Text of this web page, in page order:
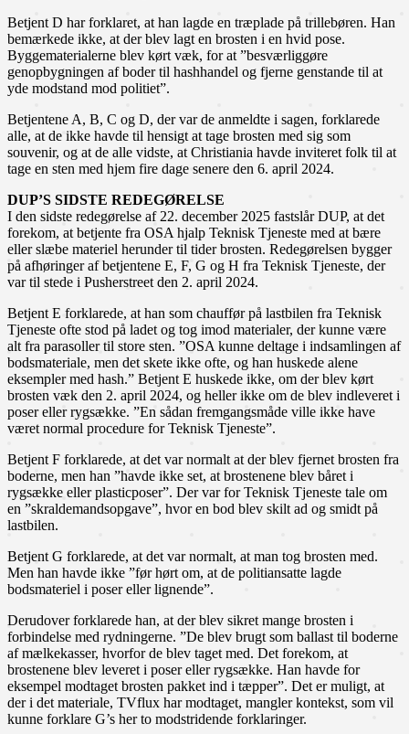
Betjent D har forklaret, at han lagde en træplade på trillebøren. Han
bemærkede ikke, at der blev lagt en brosten i en hvid pose.
Byggematerialerne blev kørt væk, for at ”besværliggøre
genopbygningen af boder til hashhandel og fjerne genstande til at
yde modstand mod politiet”.
Betjentene A, B, C og D, der var de anmeldte i sagen, forklarede
alle, at de ikke havde til hensigt at tage brosten med sig som
souvenir, og at de alle vidste, at Christiania havde inviteret folk til at
tage en sten med hjem fire dage senere den 6. april 2024.
DUP’S SIDSTE REDEGØRELSE
I den sidste redegørelse af 22. december 2025 fastslår DUP, at det
forekom, at betjente fra OSA hjalp Teknisk Tjeneste med at bære
eller slæbe materiel herunder til tider brosten. Redegørelsen bygger
på afhøringer af betjentene E, F, G og H fra Teknisk Tjeneste, der
var til stede i Pusherstreet den 2. april 2024.
Betjent E forklarede, at han som chauffør på lastbilen fra Teknisk
Tjeneste ofte stod på ladet og tog imod materialer, der kunne være
alt fra parasoller til store sten. ”OSA kunne deltage i indsamlingen af
bodsmateriale, men det skete ikke ofte, og han huskede alene
eksempler med hash.” Betjent E huskede ikke, om der blev kørt
brosten væk den 2. april 2024, og heller ikke om de blev indleveret i
poser eller rygsække. ”En sådan fremgangsmåde ville ikke have
været normal procedure for Teknisk Tjeneste”.
Betjent F forklarede, at det var normalt at der blev fjernet brosten fra
boderne, men han ”havde ikke set, at brostenene blev båret i
rygsække eller plasticposer”. Der var for Teknisk Tjeneste tale om
en ”skraldemandsopgave”, hvor en bod blev skilt ad og smidt på
lastbilen.
Betjent G forklarede, at det var normalt, at man tog brosten med.
Men han havde ikke ”før hørt om, at de politiansatte lagde
bodsmateriel i poser eller lignende”.
Derudover forklarede han, at der blev sikret mange brosten i
forbindelse med rydningerne. ”De blev brugt som ballast til boderne
af mælkekasser, hvorfor de blev taget med. Det forekom, at
brostenene blev leveret i poser eller rygsække. Han havde for
eksempel modtaget brosten pakket ind i tæpper”. Det er muligt, at
der i det materiale, TVflux har modtaget, mangler kontekst, som vil
kunne forklare G’s her to modstridende forklaringer.